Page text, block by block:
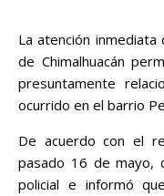
La atención inmediata
de Chimalhuacán
presuntamente
ocurrido en el barrio
De acuerdo con el
pasado 16 de mayo,
policial e informó